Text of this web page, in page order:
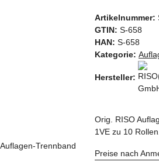
Artikelnummer:
GTIN: S-658
HAN: S-658
Kategorie:
Hersteller:
Orig. RISO
1VE zu 10
Preise nach